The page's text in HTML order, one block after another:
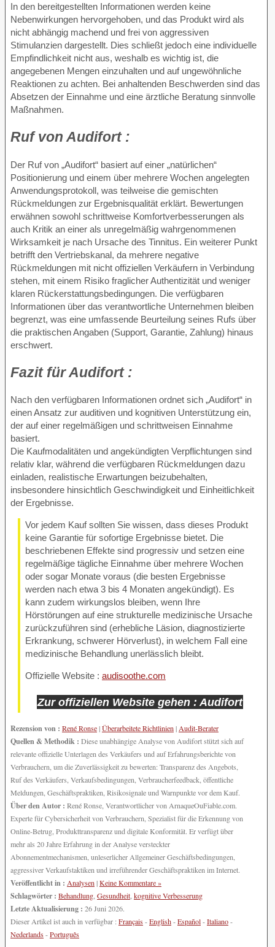
In den bereitgestellten Informationen werden keine
Nebenwirkungen hervorgehoben, und das Produkt wird als
nicht abhängig machend und frei von aggressiven
Stimulanzien dargestellt. Dies schließt jedoch eine individuelle
Empfindlichkeit nicht aus, weshalb es wichtig ist, die
angegebenen Mengen einzuhalten und auf ungewöhnliche
Reaktionen zu achten. Bei anhaltenden Beschwerden sind das
Absetzen der Einnahme und eine ärztliche Beratung sinnvolle
Maßnahmen.
Ruf vonAudifort :
Der Ruf von „Audifort“ basiert auf einer „natürlichen“
Positionierung und einem über mehrere Wochen angelegten
Anwendungsprotokoll, was teilweise die gemischten
Rückmeldungen zur Ergebnisqualität erklärt. Bewertungen
erwähnen sowohl schrittweise Komfortverbesserungen als
auch Kritik an einer als unregelmäßig wahrgenommenen
Wirksamkeit je nach Ursache des Tinnitus. Ein weiterer Punkt
betrifft den Vertriebskanal, da mehrere negative
Rückmeldungen mit nicht offiziellen Verkäufern in Verbindung
stehen, mit einem Risiko fraglicher Authentizität und weniger
klaren Rückerstattungsbedingungen. Die verfügbaren
Informationen über das verantwortliche Unternehmen bleiben
begrenzt, was eine umfassende Beurteilung seines Rufs über
die praktischen Angaben (Support, Garantie, Zahlung) hinaus
erschwert.
Fazit fürAudifort :
Nach den verfügbaren Informationen ordnet sich „Audifort“ in
einen Ansatz zur auditiven und kognitiven Unterstützung ein,
der auf einer regelmäßigen und schrittweisen Einnahme
basiert.
Die Kaufmodalitäten und angekündigten Verpflichtungen sind
relativ klar, während die verfügbaren Rückmeldungen dazu
einladen, realistische Erwartungen beizubehalten,
insbesondere hinsichtlich Geschwindigkeit und Einheitlichkeit
der Ergebnisse.
Vor jedem Kauf sollten Sie wissen, dass dieses Produkt
keine Garantie für sofortige Ergebnisse bietet. Die
beschriebenen Effekte sind progressiv und setzen eine
regelmäßige tägliche Einnahme über mehrere Wochen
oder sogar Monate voraus (die besten Ergebnisse
werden nach etwa 3 bis 4 Monaten angekündigt). Es
kann zudem wirkungslos bleiben, wenn Ihre
Hörstörungen auf eine strukturelle medizinische Ursache
zurückzuführen sind (erhebliche Läsion, diagnostizierte
Erkrankung, schwerer Hörverlust), in welchem Fall eine
medizinische Behandlung unerlässlich bleibt.
Offizielle Website : audisoothe.com
Zur offiziellen Website gehen : Audifort
Rezension von : René Ronse|Überarbeitete Richtlinien| Audit-Berater
Quellen & Methodik : Diese unabhängige Analyse von Audifort stützt sich auf
relevante offizielle Unterlagen des Verkäufers und auf Erfahrungsberichte von
Verbrauchern, um die Zuverlässigkeit zu bewerten: Transparenz des Angebots,
Ruf des Verkäufers, Verkaufsbedingungen, Verbraucherfeedback, öffentliche
Meldungen, Geschäftspraktiken, Risikosignale und Warnpunkte vor dem Kauf.
Über den Autor : René Ronse, Verantwortlicher von ArnaqueOuFiable.com.
Experte für Cybersicherheit von Verbrauchern, Spezialist für die Erkennung von
Online-Betrug, Produkttransparenz und digitale Konformität. Er verfügt über
mehr als 20 Jahre Erfahrung in der Analyse versteckter
Abonnementmechanismen, unleserlicher Allgemeiner Geschäftsbedingungen,
aggressiver Verkaufstaktiken und irreführender Geschäftspraktiken im Internet.
Veröffentlicht in : Analysen|Keine Kommentare »
Schlagwörter : Behandlung Gesundheit kognitive Verbesserung
Letzte Aktualisierung : 26 Juni 2026.
Dieser Artikel ist auch in verfügbar :Français-English-Español-Italiano-
Nederlands-Português